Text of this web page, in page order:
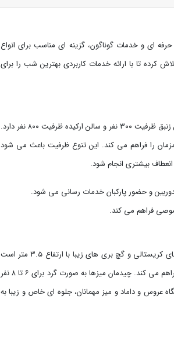
‌ای و خدمات گوناگون، گزینه ‌ای مناسب برای انواع
کرده تا با ارائه خدمات کاربردی بهترین شب را برای
تالار تشریفاتی عمارت توسکا شامل سه سالن مستقل است. سالن یاس ظرفیت ۲۵۰ نفر، سالن زنبق ظرفیت ۳۰۰ نفر و سالن ارکیده ظرفیت ۸۰۰ نفر دارد.
برگزاری سه مراسم همزمان را فراهم می ‌کند. این تنوع ظرفیت باعث می ‌شود
بیشتری انجام شود.
.
تالار عروسی عمارت توسکا به سبک کلاسیک طراحی شده است. سقف سالن‌ها دارای لوسترهای کریستالی و گچ ‌بری ‌های زیبا با ارتفاع ۳.۵ متر است
که نه تنها به زیبایی محیط می‌ افزاید بلکه شرایط مناسبی برای فیلمبرداری با تجهیزات کرین فراهم می ‌کند. چیدمان میزها به صورت گرد برای ۶ تا ۸ نفر
عروس و داماد و میز مهمانان، جلوه ‌ای خاص و زیبا به